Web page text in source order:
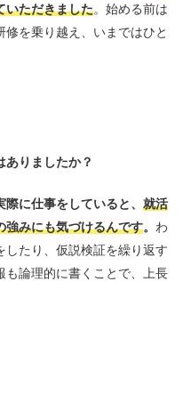
いただきました。始める前は
を乗り越え、いまではひと
ありましたか？
際に仕事をしていると、 就活
強みにも気づけるんです。 わ
したり、仮説検証を繰り返す
も論理的に書くことで、上長